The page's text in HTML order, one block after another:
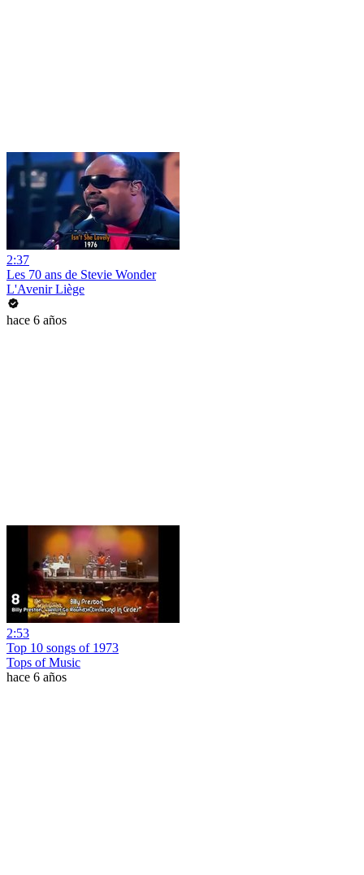
2:37
Les 70 ans de Stevie Wonder
L'Avenir Liège
hace 6 años
2:53
Top 10 songs of 1973
Tops of Music
hace 6 años